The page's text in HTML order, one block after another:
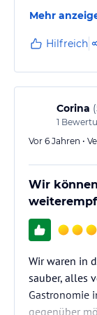
Mehr
Hilfreich
Corina (
1
Vor 6 Jahren •
Wir
Wir waren in
sauber, alles
Gastronomie
gegenüber